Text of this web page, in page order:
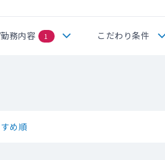
務内容 1 こだわり条件
め順